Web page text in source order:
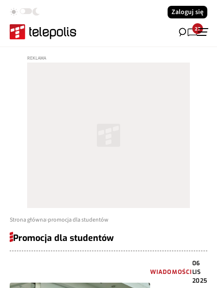
Zaloguj się
27
Strona główna promocja dla studentów
Promocja dla studentów
WIADOMOŚCI
06
LIS
2025